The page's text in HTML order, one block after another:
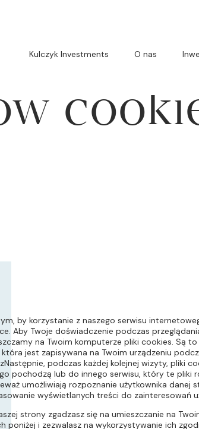
Kulczyk Investments O nas
by korzystanie z naszego serwisu
Aby Twoje doświadczenie podczas
na Twoim komputerze pliki cookies. Są
jest zapisywana na Twoim urządzeniu
podczas każdej kolejnej wizyty, pliki
pochodzą lub do innego serwisu, który te pliki
umożliwiają rozpoznanie użytkownika danej
wyświetlanych treści do zainteresowań
strony zgadzasz się na umieszczanie na
poniżej i zezwalasz na wykorzystywanie ich